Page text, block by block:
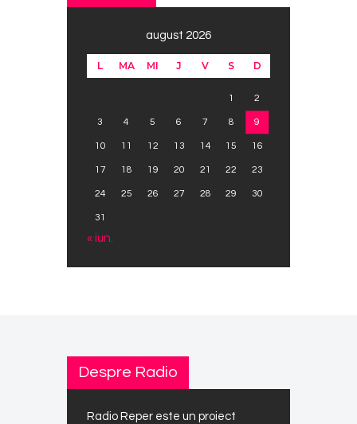
august 2026
L MA MI J V S D
1 2
3 4 5 6 7 8 9
10 11 12 13 14 15 16
17 18 19 20 21 22 23
24 25 26 27 28 29 30
31
« iun.
Despre Radio
Radio Reper este un proiect